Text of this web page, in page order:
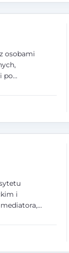
osobami
po
kryzysowej
W pracy
i
oraz